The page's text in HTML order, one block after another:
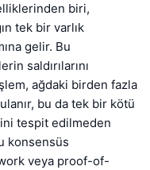
biri,
tek bir varlık
gelir. Bu
saldırılarını
ağdaki birden fazla
bu da tek bir kötü
tespit edilmeden
konsensüs
veya proof-of-